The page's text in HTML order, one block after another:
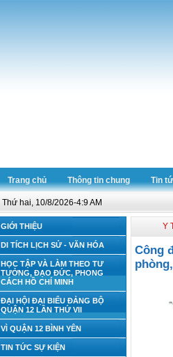
Trang chủ Thông tin chung Tin
Thứ hai, 10/8/2026-4:9 AM
GIỚI THIỆU
DI TÍCH LỊCH SỬ - VĂN HÓA
HỌC TẬP VÀ LÀM THEO TƯ
TƯỞNG, ĐẠO ĐỨC, PHONG
CÁCH HỒ CHÍ MINH
ĐẠI HỘI ĐẠI BIỂU ĐẢNG BỘ
QUẬN 12 LẦN THỨ VII
VÌ QUẬN 12 BÌNH YÊN
TIN TỨC SỰ KIỆN
Y
Công